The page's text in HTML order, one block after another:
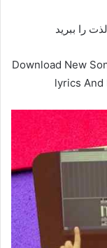
را ببرید
Download New
lyrics And